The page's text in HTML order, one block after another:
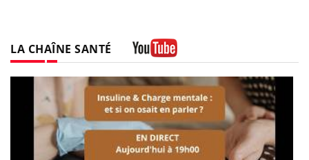
LA CHAÎNE SANTÉ